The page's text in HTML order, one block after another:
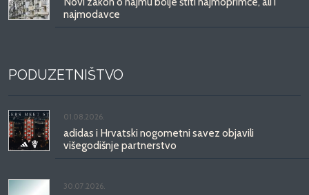
najmodavce
PODUZETNIŠTVO
01.08.2026.
adidas i Hrvatski nogometni savez objavili
višegodišnje partnerstvo
30.07.2026.